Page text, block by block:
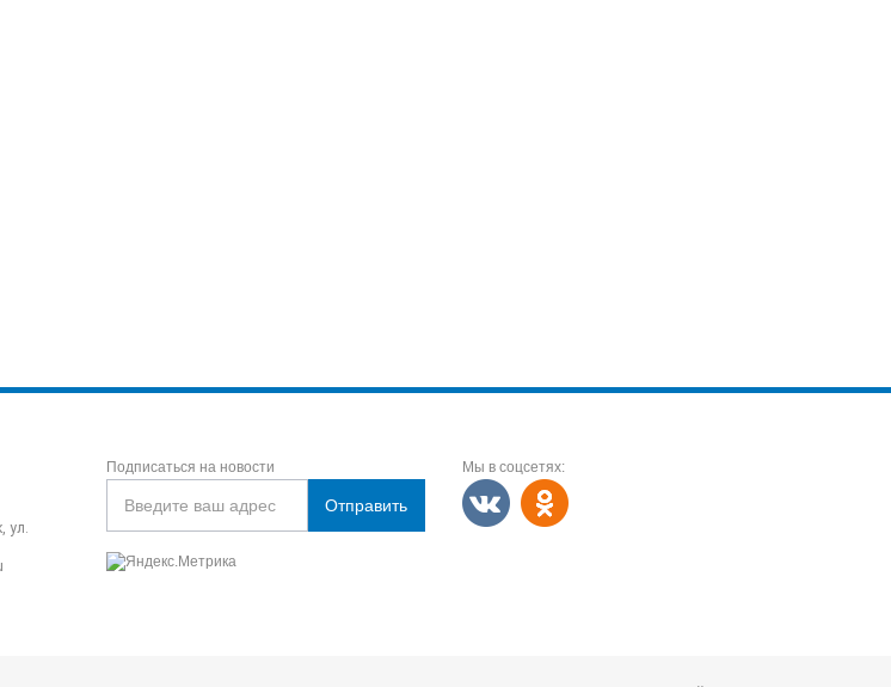
ул.
Подписаться на новости
Отправить
Мы в соцсетях: